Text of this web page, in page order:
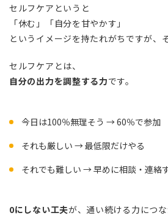
セルフケアというと
「休む」「自分を甘やかす」
というイメージを持たれがちですが、
セルフケアとは、
自分の出力を調整する力です。
今日は100％無理そう → 60％で参加
それも厳しい → 最低限だけやる
それでも難しい → 早めに相談・連絡
0にしない工夫が、通い続ける力につな